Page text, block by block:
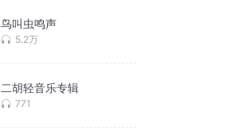
鸟叫虫鸣声
5.2万
二胡轻音乐专辑
771